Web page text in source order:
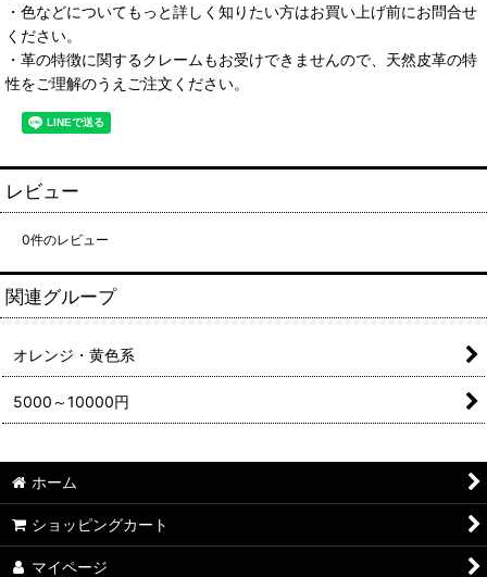
・色などについてもっと詳しく知りたい方はお買い上げ前にお問合せ
ください。
・革の特徴に関するクレームもお受けできませんので、天然皮革の特
性をご理解のうえご注文ください。
レビュー
0件のレビュー
関連グループ
オレンジ・黄色系
5000～10000円
ホーム
ショッピングカート
マイページ